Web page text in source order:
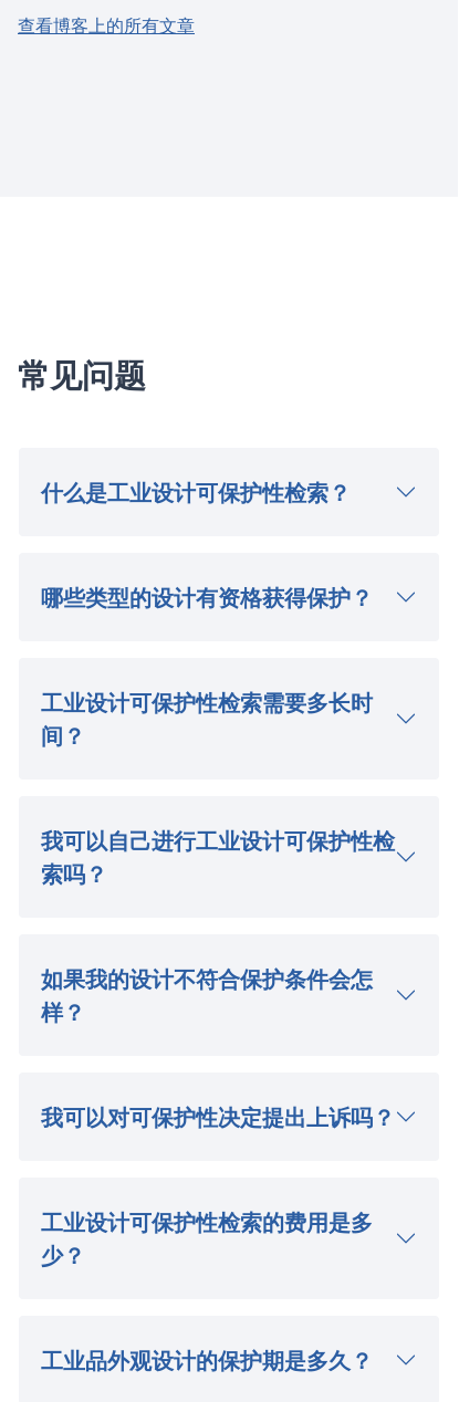
查看博客上的所有文章
常见问题
什么是工业设计可保护性检索？
哪些类型的设计有资格获得保护？
工业设计可保护性检索需要多长时
间？
我可以自己进行工业设计可保护性检
索吗？
如果我的设计不符合保护条件会怎
样？
我可以对可保护性决定提出上诉吗？
工业设计可保护性检索的费用是多
少？
工业品外观设计的保护期是多久？